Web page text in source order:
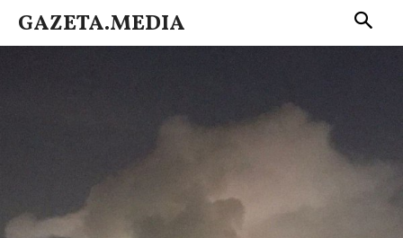
GAZETA.MEDIA